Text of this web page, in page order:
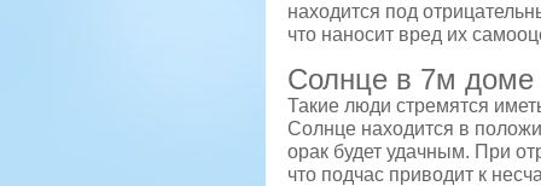
находится под
что наносит вред их
Солнце в 7м доме
Такие люди стремятся
Солнце находится в
орак будет удачным. При
что подчас приводит к